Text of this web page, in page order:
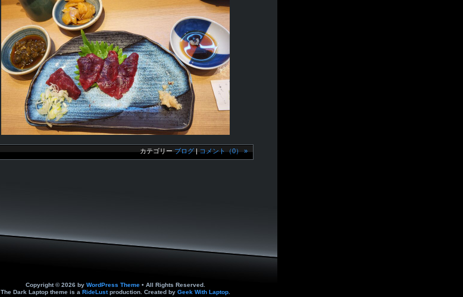
カテゴリーブログ|コメント（0） »
Copyright © 2026 by WordPress Theme • All Rights Reserved.
The Dark Laptop theme is a RideLustproduction. Created by Geek With Laptop